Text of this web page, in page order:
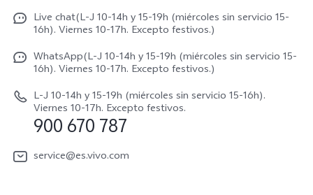
V70 5G
V70 FE
V70 Lite 5G
Y31 5G
Autenticación de IMEI
Gestión de reparaciones
Manual de usuario
Actualización de sistema
Actualizar registro
Instrucciones de Garantía
Netiqueta vivo
Avisos legales
Acerca de nosotros
Sostenibilidad
Centro de privacidad de vivo
Live chat(L-J 10-14h y 15-19h (miércoles sin servicio 15-
16h). Viernes 10-17h. Excepto festivos.)
WhatsApp(L-J 10-14h y 15-19h (miércoles sin servicio 15-
16h). Viernes 10-17h. Excepto festivos.)
L-J 10-14h y 15-19h (miércoles sin servicio 15-16h).
Viernes 10-17h. Excepto festivos.
900 670 787
service@es.vivo.com